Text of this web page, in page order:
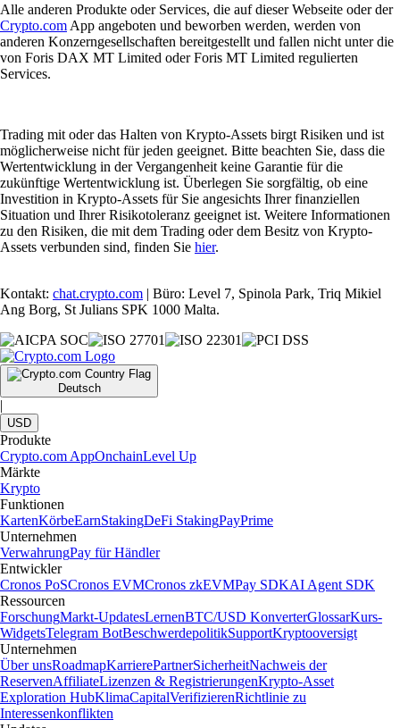
Alle anderen Produkte oder Services, die auf dieser Webseite oder der
Crypto.com App angeboten und beworben werden, werden von
anderen Konzerngesellschaften bereitgestellt und fallen nicht unter die
von Foris DAX MT Limited oder Foris MT Limited regulierten
Services.
Trading mit oder das Halten von Krypto-Assets birgt Risiken und ist
möglicherweise nicht für jeden geeignet. Bitte beachten Sie, dass die
Wertentwicklung in der Vergangenheit keine Garantie für die
zukünftige Wertentwicklung ist. Überlegen Sie sorgfältig, ob eine
Investition in Krypto-Assets für Sie angesichts Ihrer finanziellen
Situation und Ihrer Risikotoleranz geeignet ist. Weitere Informationen
zu den Risiken, die mit dem Trading oder dem Besitz von Krypto-
Assets verbunden sind, finden Sie hier.
Kontakt: chat.crypto.com | Büro: Level 7, Spinola Park, Triq Mikiel
Ang Borg, St Julians SPK 1000 Malta.
Deutsch
|
USD
Produkte
Crypto.com AppOnchainLevel Up
Märkte
Krypto
Funktionen
KartenKörbeEarnStakingDeFi StakingPayPrime
Unternehmen
VerwahrungPay für Händler
Entwickler
Cronos PoSCronos EVMCronos zkEVMPay SDKAI Agent SDK
Ressourcen
ForschungMarkt-UpdatesLernenBTC/USD KonverterGlossarKurs-
WidgetsTelegram BotBeschwerdepolitikSupportKryptooversigt
Unternehmen
Über unsRoadmapKarrierePartnerSicherheitNachweis der
ReservenAffiliateLizenzen & RegistrierungenKrypto-Asset
Exploration HubKlimaCapitalVerifizierenRichtlinie zu
Interessenkonflikten